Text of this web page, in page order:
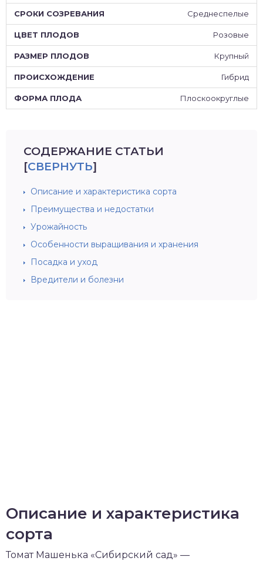
Среднеспелые
Розовые
Крупный
Гибрид
Плоскоокруглые
СОДЕРЖАНИЕ СТАТЬИ
[СВЕРНУТЬ]
Описание и характеристика сорта
Преимущества и недостатки
Урожайность
Особенности выращивания и хранения
Посадка и уход
Вредители и болезни
Описание и характеристика
сорта
Томат Машенька «Сибирский сад» —